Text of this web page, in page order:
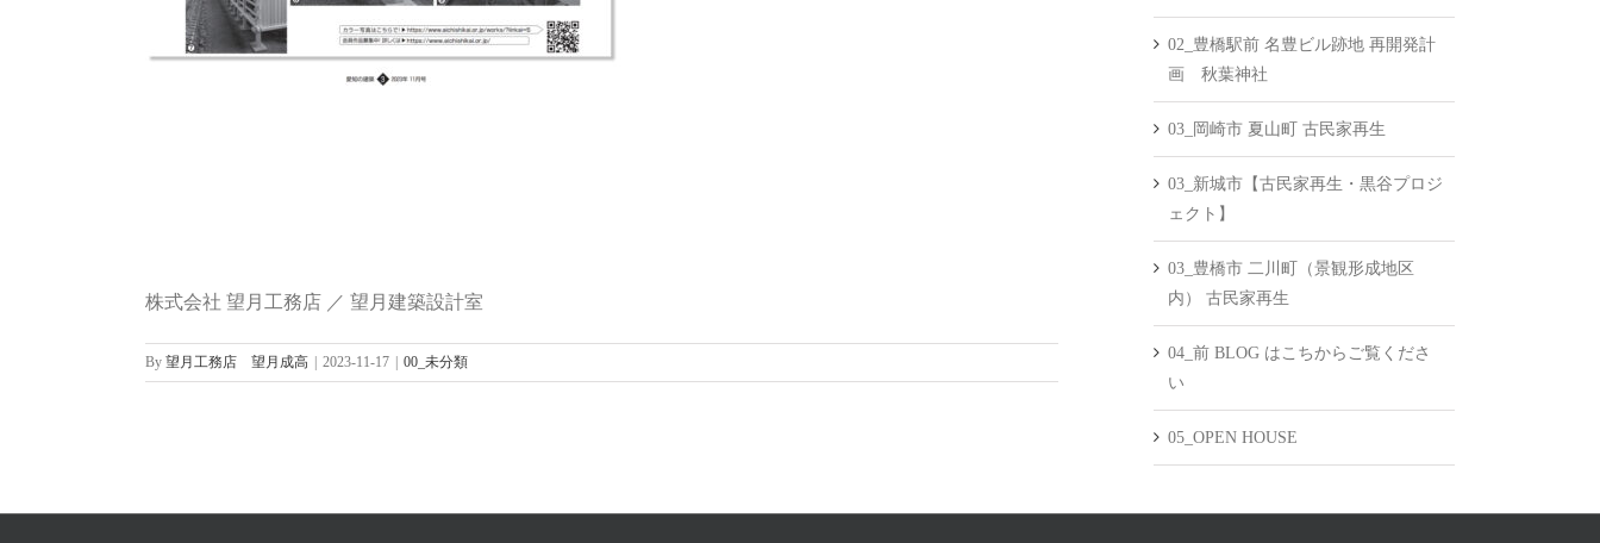
株式会社 望月工務店 ／ 望月建築設計室
By 望月工務店 望月成高 | 2023-11-17 | 00_未分類
02_豊橋駅前 名豊ビル跡地 再開発計
画 秋葉神社
03_岡崎市 夏山町 古民家再生
03_新城市【古民家再生・黒谷プロジ
ェクト】
03_豊橋市 二川町（景観形成地区
内） 古民家再生
04_前 BLOG はこちからご覧くださ
い
05_OPEN HOUSE